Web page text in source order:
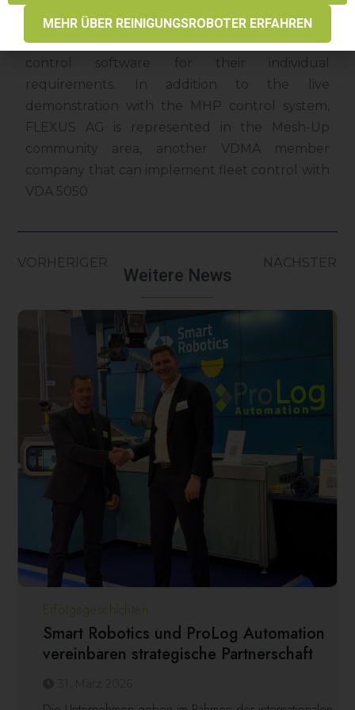
by the Mesh-Up. However, users can already
choose from a variety of different master
control software for their individual
requirements. In addition to the live
demonstration with the MHP control system,
FLEXUS AG is represented in the Mesh-Up
community area, another VDMA member
company that can implement fleet control with
VDA 5050
VORHERIGER NÄCHSTER
Weitere News
Erfolgsgeschichten
Smart Robotics und ProLog Automation
vereinbaren strategische Partnerschaft
MEHR ÜBER REINIGUNGSROBOTER ERFAHREN